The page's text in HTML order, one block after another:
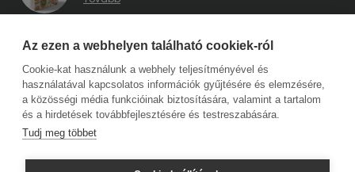
A hűség kódja – Hogyan előzd meg a
megcsalást, mielőtt még eszedbe jutott
volna?
Tovább
Copyright © 2026 Harmat Kiadó. Minden jog fenntartva.
Az ezen a webhelyen található cookiek-ról
Cookie-kat használunk a webhely teljesítményével és
használatával kapcsolatos információk gyűjtésére és elemzésére,
a közösségi média funkcióinak biztosítására, valamint a tartalom
és a hirdetések továbbfejlesztésére és testreszabására.
Tudj meg többet